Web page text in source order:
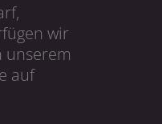
wir
unserem
auf